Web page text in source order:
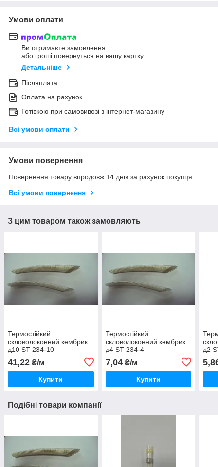
Умови оплати
Ви отримаєте замовлення
або гроші повернуться на вашу картку
Детальніше
Післяплата
Оплата на рахунок
Готівкою при самовивозі з інтернет-магазину
Всі умови оплати
Умови повернення
Повернення товару впродовж 14 днів за рахунок покупця
Всі умови повернення
З цим товаром також замовляють
Термостійкий
скловолоконний кембрик
д10 ST 234-10
41,22 ₴/м
Купити
Термостійкий
скловолоконний кембрик
д4 ST 234-4
7,04₴/м
Купити
д2
Подібні товари компанії